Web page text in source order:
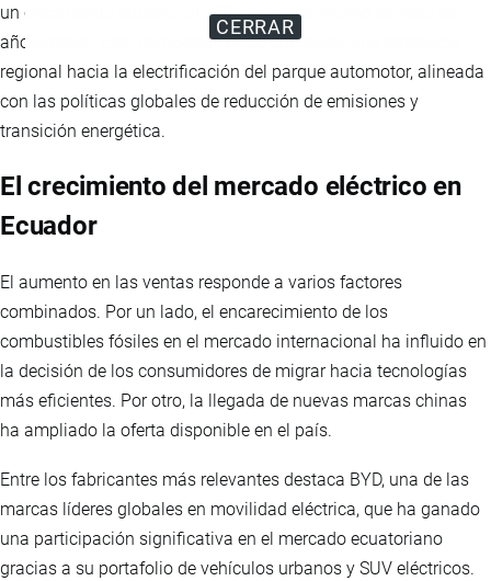
CERRAR
un crecimiento superior al 200% frente al mismo periodo del
año anterior. Este comportamiento consolida una tendencia
regional hacia la electrificación del parque automotor, alineada
con las políticas globales de reducción de emisiones y
transición energética.
El crecimiento del mercado eléctrico en
Ecuador
El aumento en las ventas responde a varios factores
combinados. Por un lado, el encarecimiento de los
combustibles fósiles en el mercado internacional ha influido en
la decisión de los consumidores de migrar hacia tecnologías
más eficientes. Por otro, la llegada de nuevas marcas chinas
ha ampliado la oferta disponible en el país.
Entre los fabricantes más relevantes destaca BYD, una de las
marcas líderes globales en movilidad eléctrica, que ha ganado
una participación significativa en el mercado ecuatoriano
gracias a su portafolio de vehículos urbanos y SUV eléctricos.